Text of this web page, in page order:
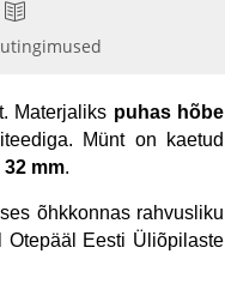
Materjaliks puhas hõbe
Münt on kaetud
32 mm.
õhkkonnas rahvusliku
Otepääl Eesti Üliõpilaste